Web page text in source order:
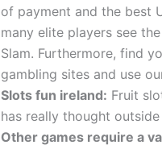
of payment and the best
many elite players see
Slam. Furthermore, find
gambling sites and use
Slots fun ireland: Fruit
has really thought
Other games require a